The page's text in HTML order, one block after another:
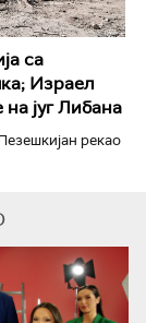
са
Израел
југ Либана
рекао